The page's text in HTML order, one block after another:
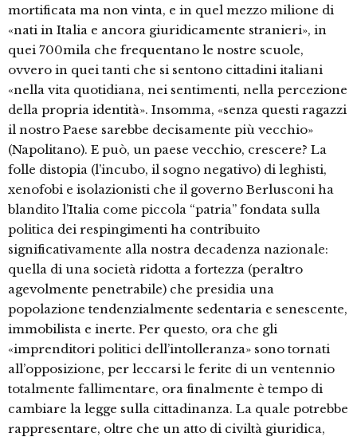
mortificata ma non vinta, e in quel mezzo milione di
«nati in Italia e ancora giuridicamente stranieri», in
quei 700mila che frequentano le nostre scuole,
ovvero in quei tanti che si sentono cittadini italiani
«nella vita quotidiana, nei sentimenti, nella percezione
della propria identità». Insomma, «senza questi ragazzi
il nostro Paese sarebbe decisamente più vecchio»
(Napolitano). E può, un paese vecchio, crescere? La
folle distopia (l’incubo, il sogno negativo) di leghisti,
xenofobi e isolazionisti che il governo Berlusconi ha
blandito l’Italia come piccola “patria” fondata sulla
politica dei respingimenti ha contribuito
significativamente alla nostra decadenza nazionale:
quella di una società ridotta a fortezza (peraltro
agevolmente penetrabile) che presidia una
popolazione tendenzialmente sedentaria e senescente,
immobilista e inerte. Per questo, ora che gli
«imprenditori politici dell’intolleranza» sono tornati
all’opposizione, per leccarsi le ferite di un ventennio
totalmente fallimentare, ora finalmente è tempo di
cambiare la legge sulla cittadinanza. La quale potrebbe
rappresentare, oltre che un atto di civiltà giuridica,